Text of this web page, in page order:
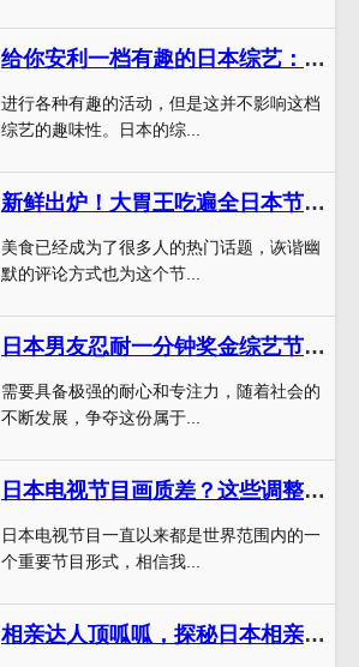
给你安利一档有趣的日本综艺：安静图书馆
进行各种有趣的活动，但是这并不影响这档
综艺的趣味性。日本的综...
新鲜出炉！大胃王吃遍全日本节目百度文字版资源，感受异口同声的美食狂欢
美食已经成为了很多人的热门话题，诙谐幽
默的评论方式也为这个节...
日本男友忍耐一分钟奖金综艺节目：想赚钱就得耐心
需要具备极强的耐心和专注力，随着社会的
不断发展，争夺这份属于...
日本电视节目画质差？这些调整方法一定能帮你
日本电视节目一直以来都是世界范围内的一
个重要节目形式，相信我...
相亲达人顶呱呱，探秘日本相亲配对综艺节目背后的情感味道。